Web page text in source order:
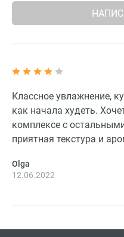
Классное увлажнение,
как начала худеть.
комплексе с
приятная текстура и
Olga
12.06.2022